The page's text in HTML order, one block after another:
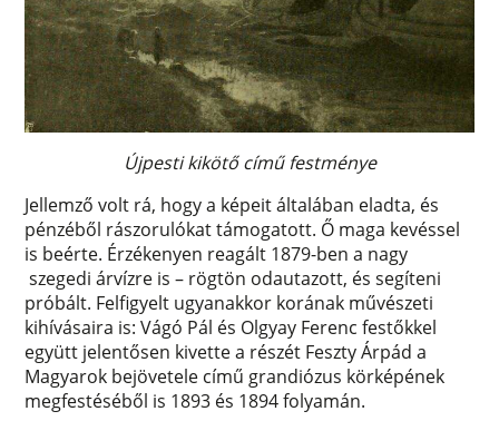
Újpesti kikötő című festménye
Jellemző volt rá, hogy a képeit általában eladta, és
pénzéből rászorulókat támogatott. Ő maga kevéssel
is beérte. Érzékenyen reagált 1879-ben a nagy
szegedi árvízre is – rögtön odautazott, és segíteni
próbált. Felfigyelt ugyanakkor korának művészeti
kihívásaira is: Vágó Pál és Olgyay Ferenc festőkkel
együtt jelentősen kivette a részét Feszty Árpád a
Magyarok bejövetele című grandiózus körképének
megfestéséből is 1893 és 1894 folyamán.